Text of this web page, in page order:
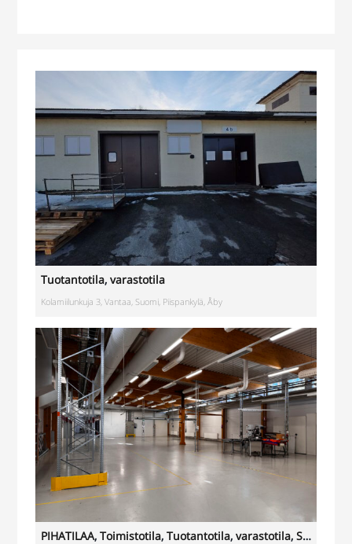
Tuotantotila,varastotila
Kolamiilunkuja 3, Vantaa, Suomi, Piispankylä, Åby
PIHATILAA,Toimistotila,Tuotantotila,varastotila,Showroom